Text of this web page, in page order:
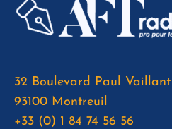
32 Boulevard Paul
93100 Montreuil
+33 (0) 1 84 74 56 56